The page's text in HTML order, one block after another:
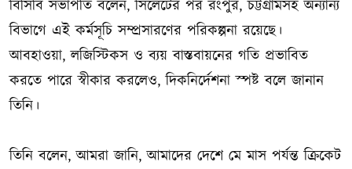
বিসিবি সভাপতি বলেন, সিলেটের পর রংপুর, চট্টগ্রামসহ অন্যান্য
বিভাগে এই কর্মসূচি সম্প্রসারণের পরিকল্পনা রয়েছে।
আবহাওয়া, লজিস্টিকস ও ব্যয় বাস্তবায়নের গতি প্রভাবিত
করতে পারে স্বীকার করলেও, দিকনির্দেশনা স্পষ্ট বলে জানান
তিনি।
তিনি বলেন, আমরা জানি, আমাদের দেশে মে মাস পর্যন্ত ক্রিকেট